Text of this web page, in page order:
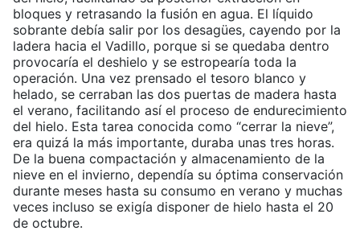
bloques y retrasando la fusión en agua. El líquido
sobrante debía salir por los desagües, cayendo por la
ladera hacia el Vadillo, porque si se quedaba dentro
provocaría el deshielo y se estropearía toda la
operación. Una vez prensado el tesoro blanco y
helado, se cerraban las dos puertas de madera hasta
el verano, facilitando así el proceso de endurecimiento
del hielo. Esta tarea conocida como “cerrar la nieve”,
era quizá la más importante, duraba unas tres horas.
De la buena compactación y almacenamiento de la
nieve en el invierno, dependía su óptima conservación
durante meses hasta su consumo en verano y muchas
veces incluso se exigía disponer de hielo hasta el 20
de octubre.